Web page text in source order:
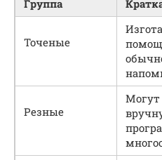
Группа
Точеные
Резные
Могут